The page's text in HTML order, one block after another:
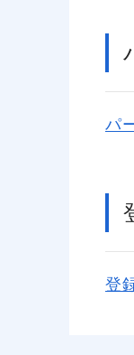
パ
登